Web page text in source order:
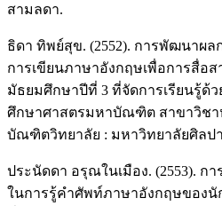
สามลดา.
ธิดา ทิพย์สุข. (2552). การพัฒนาผล
การเขียนภาษาอังกฤษเพื่อการสื่อ
มัธยมศึกษาปีที่ 3 ที่จัดการเรียนรู้ด้
ศึกษาศาสตรมหาบัณฑิต สาขาวิชา
บัณฑิตวิทยาลัย : มหาวิทยาลัยศิลป
ประนัดดา อรุณในเมือง. (2553). ก
ในการรู้คำศัพท์ภาษาอังกฤษของนั